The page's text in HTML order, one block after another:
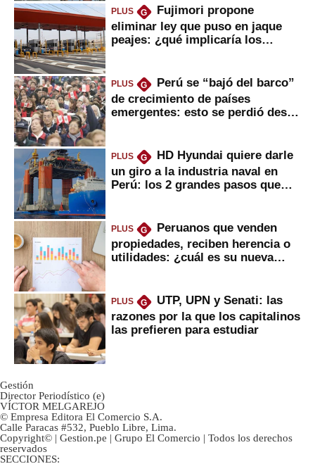
PLUS G
Fujimori propone
eliminar ley que puso en jaque
peajes: ¿qué implicaría los
PLUS G
Perú se “bajó del barco”
de crecimiento de países
emergentes: esto se perdió desde
PLUS G
HD Hyundai quiere darle
un giro a la industria naval en
Perú: los 2 grandes pasos que
PLUS G
Peruanos que venden
propiedades, reciben herencia o
utilidades: ¿cuál es su nueva
PLUS G
UTP, UPN y Senati: las
razones por la que los capitalinos
las prefieren para estudiar
Gestión
Director Periodístico (e)
VÍCTOR MELGAREJO
© Empresa Editora El Comercio S.A.
Calle Paracas #532, Pueblo Libre, Lima.
Copyright© | Gestion.pe | Grupo El Comercio | Todos los derechos
reservados
SECCIONES: